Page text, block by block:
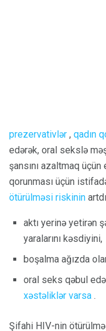
prezervativlər , qadın
edərək, oral sekslə
şansını azaltmaq
qorunması üçün
ötürülməsi riskinin
aktı yerinə yetirən
yaralarını kəsdiyini,
boşalma ağızda
oral seks qəbul
xəstəliklər varsa .
Şifahi HIV-nin